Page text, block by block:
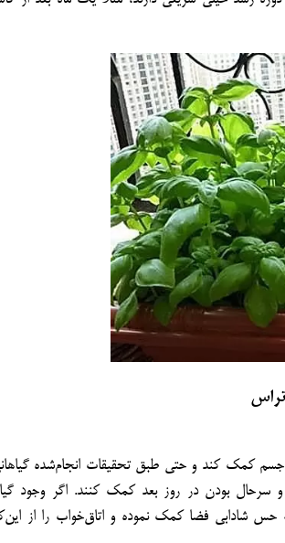
کمک کند و حتی طبق تحقیقات انجام‌شده
و سرحال بودن در روز بعد کمک کنند. اگر وجود
حس شادابی فضا کمک نموده و اتاق‌خواب را از